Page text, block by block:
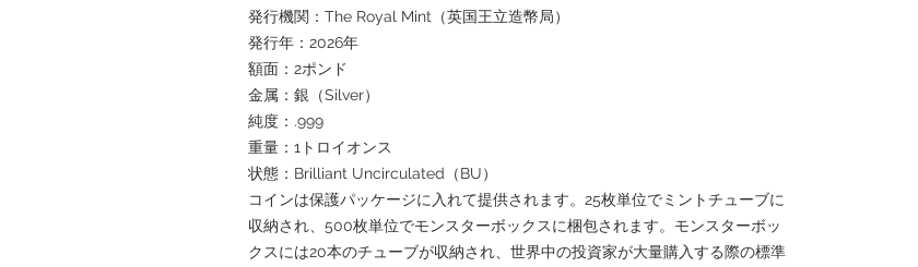
発行機関：The Royal Mint（英国王立造幣局）
発行年：2026年
額面：2ポンド
金属：銀（Silver）
純度：.999
重量：1トロイオンス
状態：Brilliant Uncirculated（BU）
コインは保護パッケージに入れて提供されます。25枚単位でミントチューブに
収納され、500枚単位でモンスターボックスに梱包されます。モンスターボッ
クスには20本のチューブが収納され、世界中の投資家が大量購入する際の標準